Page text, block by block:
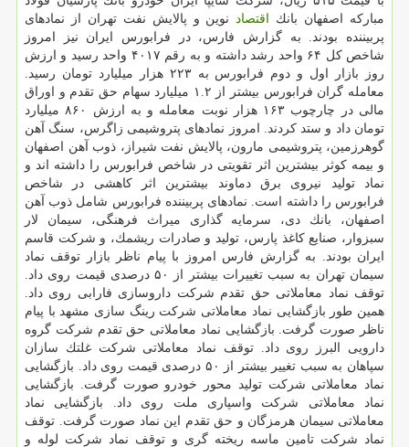
مباركه اصفهان بانك اقتصاد
نوین و پالایش نفت تهران از نمادهای
پربیننده بودند. به گزارش فارس، در فرابورس ایران نیز امروز
شاخص كل ۶۴ واحد رشد داشته و به رقم ۴۰۱۷ واحد رسید و ارزش
روز بازار اول و دوم فرابورس به ۲۲۳ هزار میلیارد تومان رسید.
معامله گران فرابورس بیشتر از ۱.۲ میلیارد سهام حق تقدم و اوراق
مالی در چارچوب ۱۶۳ هزار نوبت معامله و به ارزش ۸۶۰ میلیارد
تومان داد و ستد كردند. امروز نمادهای پتروشیمی زاگرس، سنگ آهن
گوهرزمین، پتروشیمی مارون، پالایش نفت شیراز، ذوب آهن اصفهان
و بیمه كوثر بیشترین اثر تقویتی در شاخص فرابورس را داشته اند و
نماد تولید نیروی برق دماوند بیشترین اثر كاهشی در شاخص
فرابورس را داشته است. نمادهای پربیننده فرابورس شامل ذوب آهن
اصفهان، بانك دی، سرمایه گذاری میراث فرهنگی، سیمان لار
سبزوار، صنایع كاغذ پارس، تولید و صادرات ریشمك، و شركت قاسم
ایران بودند. به گزارش فارس امروز با پیام ناظر بازار توقف نماد
سیمان تهران به سبب تغییرات بیشتر از ۵۰ درصدی قیمت روی داد.
توقف نماد معاملاتی حق تقدم شركت داروسازی فارابی روی داد.
همین طور بازگشایی نماد معاملاتی شركت رینگ سازی مشهد با پیام
ناظر صورت گرفت. بازگشایی نماد معاملاتی حق تقدم شركت گروه
دارویی البرز روی داد. توقف نماد معاملاتی شركت غلتك سازان
سپاهان به سبب تغییر بیشتر از ۵۰ درصدی قیمت روی داد. بازگشایی
نماد معاملاتی شركت تولید محور خودرو صورت گرفت. بازگشایی
نماد معاملاتی شركت واسپاری ملت روی داد. بازگشایی نماد
معاملاتی سیمان هرمزگان و حق تقدم این نماد صورت گرفت. توقف
نماد شركت تامین ماسه ریخته گری و توقف نماد شركت لوله و